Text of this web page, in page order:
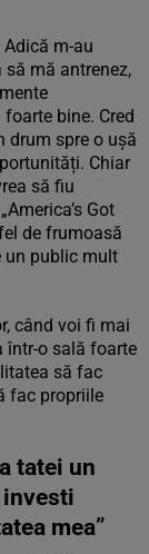
m-au
mă antrenez,
bine. Cred
drum spre o ușă
Chiar
să fiu
Got
de frumoasă
un public mult
când voi fi mai
într-o sală foarte
să fac
fac propriile
tatei un
mea”